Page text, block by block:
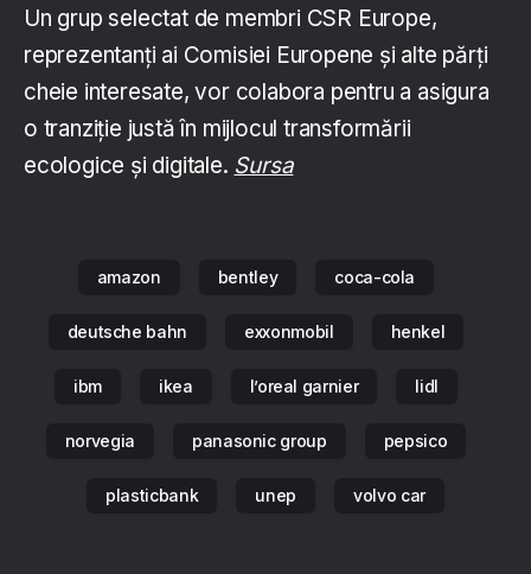
Un grup selectat de membri CSR Europe,
reprezentanți ai Comisiei Europene și alte părți
cheie interesate, vor colabora pentru a asigura
o tranziție justă în mijlocul transformării
ecologice și digitale. Sursa
amazon bentley coca-cola
deutsche bahn exxonmobil henkel
ibm ikea l’oreal garnier lidl
norvegia panasonic group pepsico
plasticbank unep volvo car